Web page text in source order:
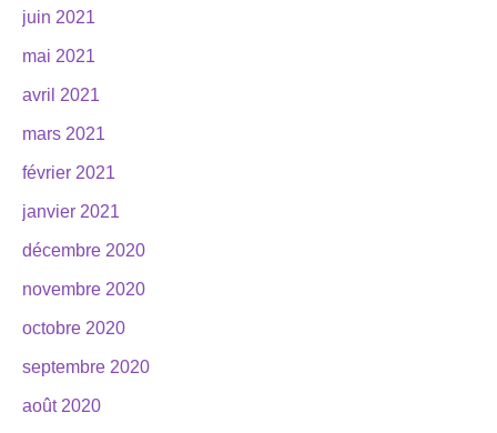
juin 2021
mai 2021
avril 2021
mars 2021
février 2021
janvier 2021
décembre 2020
novembre 2020
octobre 2020
septembre 2020
août 2020